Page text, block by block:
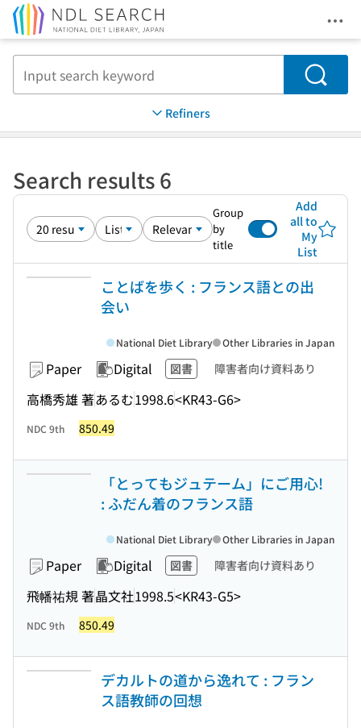
Search
Refiners
Search results 6
Group
by
title
Add
all to
My
List
ことばを歩く : フランス語との出
会い
Paper Digital 図書 障害者向け資料あり
高橋秀雄 著あるむ1998.6<KR43-G6>
National Diet Library Other Libraries in Japan
NDC 9th 850.49
「とってもジュテーム」にご用心!
: ふだん着のフランス語
Paper Digital 図書 障害者向け資料あり
飛幡祐規 著晶文社1998.5<KR43-G5>
National Diet Library Other Libraries in Japan
NDC 9th 850.49
デカルトの道から逸れて : フラン
ス語教師の回想